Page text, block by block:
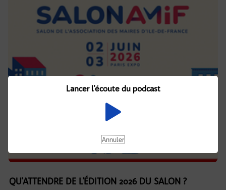
QU'ATTENDRE DE L'ÉDITION 2026 DU SALON ?
Lancer l'écoute du podcast
Annuler